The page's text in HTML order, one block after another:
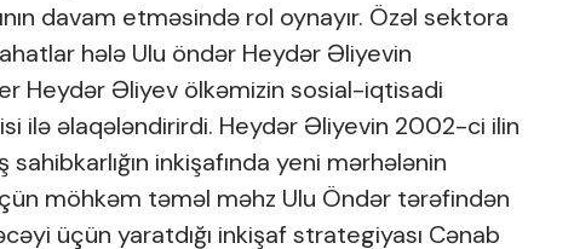
davam etməsində rol oynayır. Özəl sektora
hələ Ulu öndər Heydər Əliyevin
Heydər Əliyev ölkəmizin sosial-iqtisadi
ilə əlaqələndirirdi. Heydər Əliyevin 2002-ci ilin
inkişafında yeni mərhələnin
möhkəm təməl məhz Ulu Öndər tərəfindən
üçün yaratdığı inkişaf strategiyası Cənab